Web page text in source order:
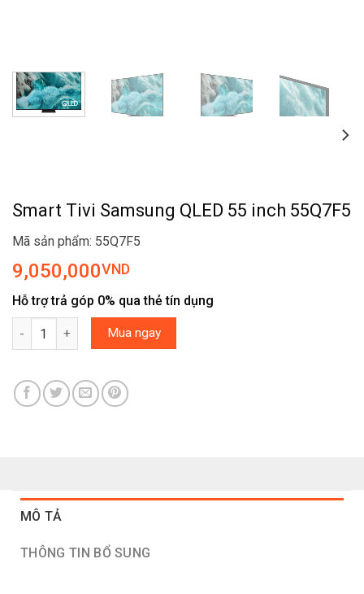
Smart Tivi Samsung QLED 55 inch 55Q7F5
Mã sản phẩm: 55Q7F5
9,050,000VND
Hỗ trợ trả góp 0% qua thẻ tín dụng
Smart Tivi Samsung QLED 55 inch 55Q7F5 số lượng
Mua ngay
MÔ TẢ
THÔNG TIN BỔ SUNG